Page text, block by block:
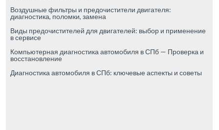
Воздушные фильтры и предочистители двигателя:
диагностика, поломки, замена
Виды предочистителей для двигателей: выбор и применение
в сервисе
Компьютерная диагностика автомобиля в СПб — Проверка и
восстановление
Диагностика автомобиля в СПб: ключевые аспекты и советы